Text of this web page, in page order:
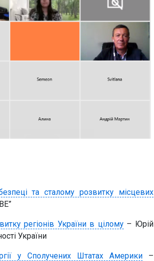
та сталому розвитку місцевих
регіонів України в цілому– Юрій
України
у Сполучених Штатах Америки –